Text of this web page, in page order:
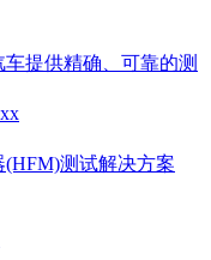
提供精确、可靠的测
测试解决方案